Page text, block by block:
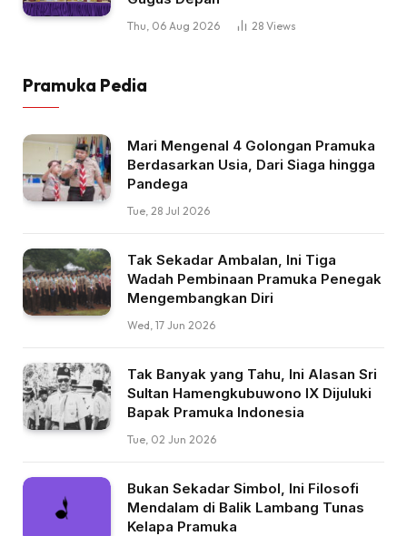
Thu, 06 Aug 2026 28 Views
Pramuka Pedia
Mari Mengenal 4 Golongan Pramuka
Berdasarkan Usia, Dari Siaga hingga
Pandega
Tue, 28 Jul 2026
Tak Sekadar Ambalan, Ini Tiga
Wadah Pembinaan Pramuka Penegak
Mengembangkan Diri
Wed, 17 Jun 2026
Tak Banyak yang Tahu, Ini Alasan Sri
Sultan Hamengkubuwono IX Dijuluki
Bapak Pramuka Indonesia
Tue, 02 Jun 2026
Bukan Sekadar Simbol, Ini Filosofi
Mendalam di Balik Lambang Tunas
Kelapa Pramuka